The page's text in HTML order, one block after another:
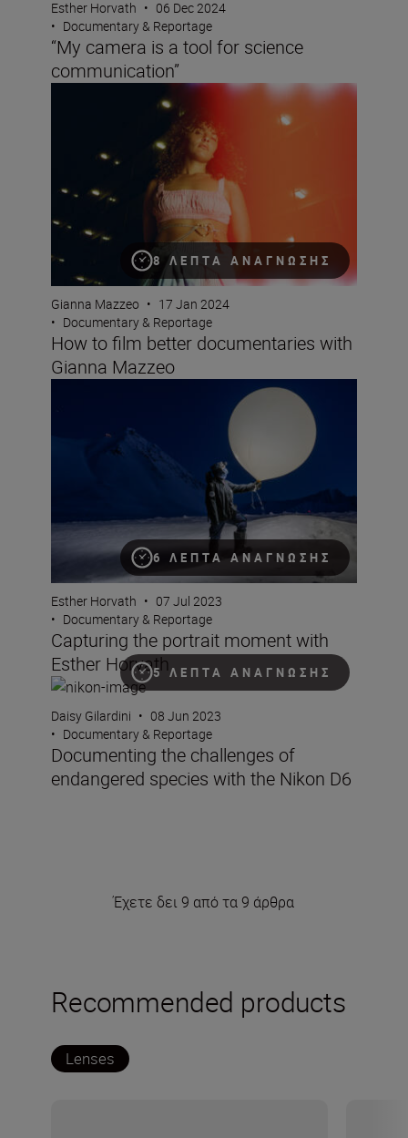
Esther Horvath • 06 Dec 2024
• Documentary & Reportage
“My camera is a tool for science
communication”
8 ΛΕΠΤΆ ΑΝΆΓΝΩΣΗΣ
How to film better documentaries with Gianna Mazzeo
Gianna Mazzeo • 17 Jan 2024
• Documentary & Reportage
How to film better documentaries with
Gianna Mazzeo
6 ΛΕΠΤΆ ΑΝΆΓΝΩΣΗΣ
Capturing the portrait moment with Esther Horvath
Esther Horvath • 07 Jul 2023
• Documentary & Reportage
Capturing the portrait moment with
Esther Horvath5 ΛΕΠΤΆ ΑΝΆΓΝΩΣΗΣ
Documenting the challenges of endangered species
Daisy Gilardini • 08 Jun 2023
• Documentary & Reportage
Documenting the challenges of
endangered species with the Nikon D6
Έχετε δει 9 από τα 9 άρθρα
Recommended products
Lenses